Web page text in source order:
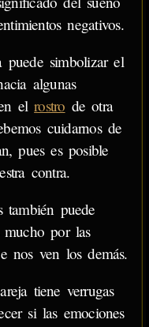
negativos.
puede simbolizar el
algunas
en elrostro de otra
cuidarnos de
pues es posible
contra.
también puede
mucho por las
nos ven los demás.
tiene verrugas
si las emociones